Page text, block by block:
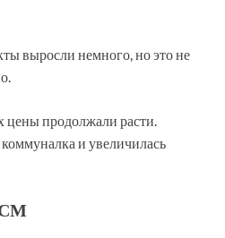
выросли немного, но это не
цены продолжали расти.
и увеличилась